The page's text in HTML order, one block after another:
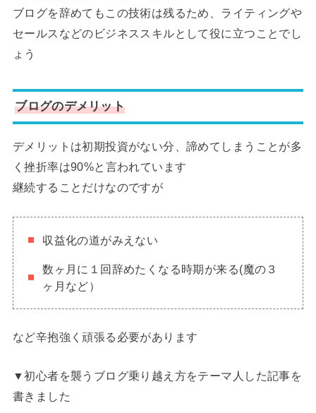
ブログを辞めてもこの技術は残るため、ライティングや
セールスなどのビジネススキルとして役に立つことでし
ょう
ブログのデメリット
デメリットは初期投資がない分、諦めてしまうことが多
く挫折率は90%と言われています
継続することだけなのですが
収益化の道がみえない
数ヶ月に１回辞めたくなる時期が来る(魔の３
ヶ月など）
など辛抱強く頑張る必要があります
▼初心者を襲うブログ乗り越え方をテーマ人した記事を
書きました